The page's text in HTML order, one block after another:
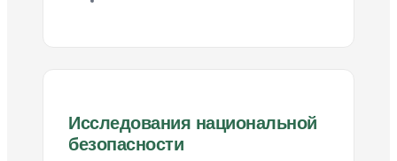
Исследования национальной
безопасности